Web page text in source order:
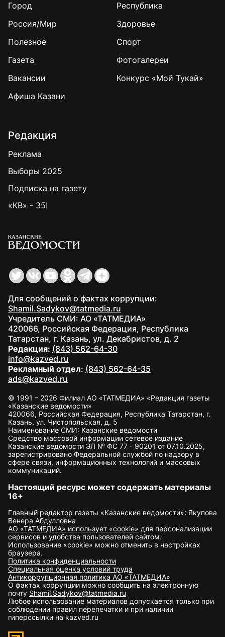
Город
Республика
Россия/Мир
Здоровье
Полезное
Спорт
Газета
Фотогалереи
Вакансии
Конкурс «Мой Тукай»
Афиша Казани
Редакция
Реклама
Выборы 2025
Подписка на газету
«КВ» - 35!
Для сообщений о фактах коррупции:
Shamil.Sadykov@tatmedia.ru
Учредитель СМИ: АО «ТАТМЕДИА»
420066, Российская Федерация, Республика
Татарстан, г. Казань, ул. Декабристов, д. 2
Редакция: (843) 562-64-30
info@kazved.ru
Рекламный отдел: (843) 562-64-35
ads@kazved.ru
© 1991 – 2026 Филиал АО «ТАТМЕДИА» «Редакция газеты
«Казанские ведомости»
420066, Российская Федерация, Республика Татарстан, г.
Казань, ул. Чистопольская, д. 5
Наименование СМИ: Казанские ведомости
Средство массовой информации сетевое издание
Казанские ведомости ЭЛ № ФС 77 - 90201 от 07.10.2025,
зарегистрировано Федеральной службой по надзору в
сфере связи, информационных технологий и массовых
коммуникаций.
Настоящий ресурс может содержать материалы
16+
Главный редактор газеты «Казанские ведомости»: Якупова
Венера Абдулловна
АО «ТАТМЕДИА» использует «cookie» для персонализации
сервисов и удобства пользователей сайтом.
Использование «cookie» можно отменить в настройках
браузера.
Политика конфиденциальности
Специальная оценка условий труда
Антикоррупционная политика АО «ТАТМЕДИА»
О фактах коррупции можно сообщить на электронную
почту Shamil.Sadykov@tatmedia.ru
Любое использование материалов допускается только при
соблюдении правил перепечатки и при наличии
гиперссылки на kazved.ru